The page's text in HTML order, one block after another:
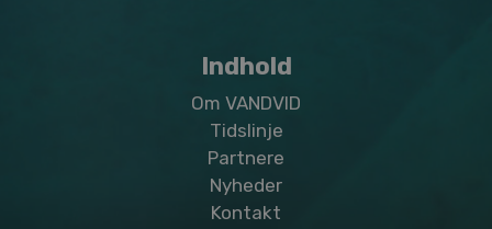
Indhold
Om VANDVID
Tidslinje
Partnere
Nyheder
Kontakt